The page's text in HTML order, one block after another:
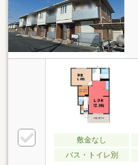
敷金なし
バス・トイレ別